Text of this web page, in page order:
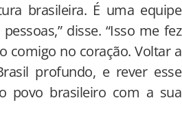
brasileira. É uma equipe
disse. “Isso me fez
comigo no coração. Voltar a
profundo, e rever esse
povo brasileiro com a sua